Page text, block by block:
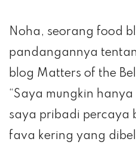
Noha, seorang food
pandangannya
blog Matters of the
“Saya mungkin
saya pribadi percaya
fava kering yang